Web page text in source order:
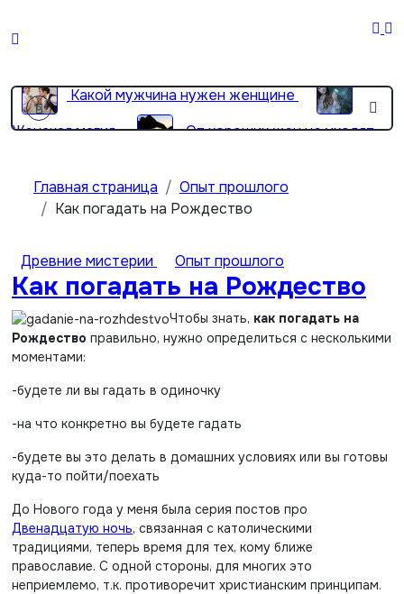
Какой мужчина нужен женщине
Женская магия
От хороших жен не уходят
Главная страница
Опыт прошлого
Как погадать на Рождество
Древние мистерии Опыт прошлого
Как погадать на Рождество
Чтобы знать, как погадать на
Рождество правильно, нужно определиться с несколькими
моментами:
-будете ли вы гадать в одиночку
-на что конкретно вы будете гадать
-будете вы это делать в домашних условиях или вы готовы
куда-то пойти/поехать
До Нового года у меня была серия постов про
Двенадцатую ночь, связанная с католическими
традициями, теперь время для тех, кому ближе
православие. С одной стороны, для многих это
неприемлемо, т.к. противоречит христианским принципам.